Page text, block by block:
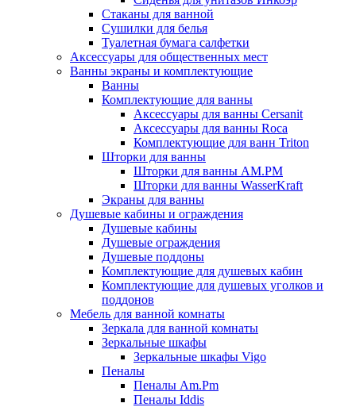
Стаканы для ванной
Сушилки для белья
Туалетная бумага салфетки
Аксессуары для общественных мест
Ванны экраны и комплектующие
Ванны
Комплектующие для ванны
Аксессуары для ванны Cersanit
Аксессуары для ванны Roca
Комплектующие для ванн Triton
Шторки для ванны
Шторки для ванны AM.PM
Шторки для ванны WasserKraft
Экраны для ванны
Душевые кабины и ограждения
Душевые кабины
Душевые ограждения
Душевые поддоны
Комплектующие для душевых кабин
Комплектующие для душевых уголков и
поддонов
Мебель для ванной комнаты
Зеркала для ванной комнаты
Зеркальные шкафы
Зеркальные шкафы Vigo
Пеналы
Пеналы Am.Pm
Пеналы Iddis